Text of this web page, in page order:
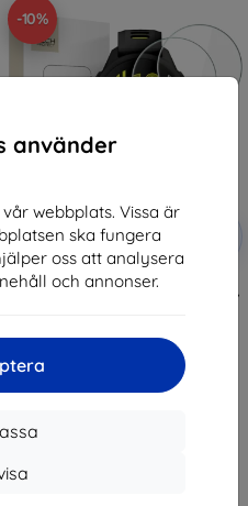
använder
webbplats. Vissa är
ska fungera
oss att analysera
och annonser.
-10%
-10%
Rabatt
med
kupong
EXTRA10
TECH-PROTECT GLASS FIT+ 2-
PACK GARMIN FORERUNNER 70 /
136 kr
I lager 3 st